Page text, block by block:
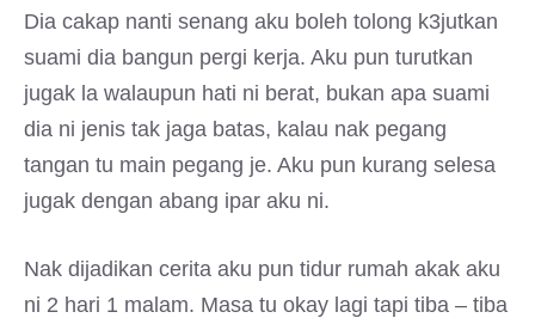
Dia cakap nanti senang aku boleh tolong k3jutkan
suami dia bangun pergi kerja. Aku pun turutkan
jugak la walaupun hati ni berat, bukan apa suami
dia ni jenis tak jaga batas, kalau nak pegang
tangan tu main pegang je. Aku pun kurang selesa
jugak dengan abang ipar aku ni.
Nak dijadikan cerita aku pun tidur rumah akak aku
ni 2 hari 1 malam. Masa tu okay lagi tapi tiba – tiba